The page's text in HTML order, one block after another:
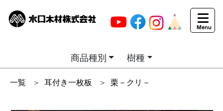
商品種別 樹種
一覧 ＞ 耳付き一枚板 ＞ 栗－クリ－